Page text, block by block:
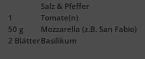
Salz & Pfeffer
1
Tomate(n)
50 g
Mozzarella (z.B. San Fabio)
2 BlätterBasilikum